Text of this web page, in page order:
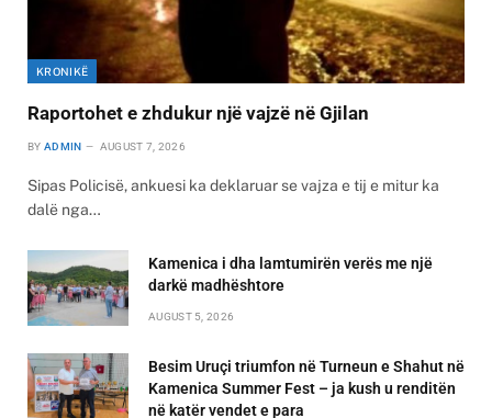
KRONIKË
Raportohet e zhdukur një vajzë në Gjilan
BY ADMIN AUGUST 7, 2026
Sipas Policisë, ankuesi ka deklaruar se vajza e tij e mitur ka
dalë nga…
Kamenica i dha lamtumirën verës me një
darkë madhështore
AUGUST 5, 2026
Besim Uruçi triumfon në Turneun e Shahut në
Kamenica Summer Fest – ja kush u renditën
në katër vendet e para